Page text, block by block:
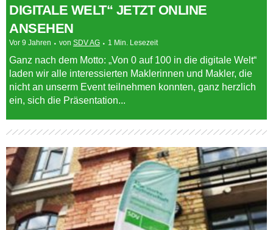
DIGITALE WELT“ JETZT ONLINE
ANSEHEN
Vor 9 Jahren von SDV AG 1 Min. Lesezeit
Ganz nach dem Motto: „Von 0 auf 100 in die digitale Welt“
laden wir alle interessierten Maklerinnen und Makler, die
nicht an unserm Event teilnehmen konnten, ganz herzlich
ein, sich die Präsentation...